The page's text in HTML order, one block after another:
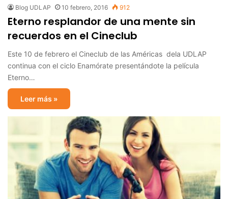
Blog UDLAP 10 febrero, 2016 912
Eterno resplandor de una mente sin
recuerdos en el Cineclub
Este 10 de febrero el Cineclub de las Américas dela UDLAP
continua con el ciclo Enamórate presentándote la película
Eterno…
Leer más »